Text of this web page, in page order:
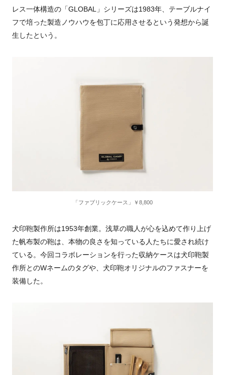
レス一体構造の「GLOBAL」シリーズは1983年、テーブルナイ
フで培った製造ノウハウを包丁に応用させるという発想から誕
生したという。
「ファブリックケース」￥8,800
犬印鞄製作所は1953年創業。浅草の職人が心を込めて作り上げ
た帆布製の鞄は、本物の良さを知っている人たちに愛され続け
ている。今回コラボレーションを行った収納ケースは犬印鞄製
作所とのWネームのタグや、犬印鞄オリジナルのファスナーを
装備した。